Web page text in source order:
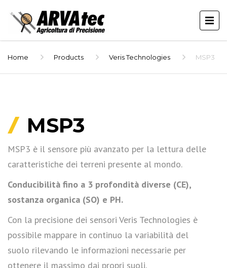
Home Products Veris Technologies MSP3
MSP3
MSP3 è il sensore più avanzato per la lettura delle
caratteristiche dei terreni presente al mondo.
Conducibilità fino a 3 profondità diverse (CE),
sostanza organica (SO) e PH.
Con la precisione dei sensori Veris Technologies è
possibile mappare in continuo la variabilità del
suolo rilevando le informazioni necessarie per
ottenere il massimo dai propri suoli.